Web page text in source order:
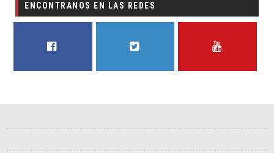
ENCONTRANOS EN LAS REDES